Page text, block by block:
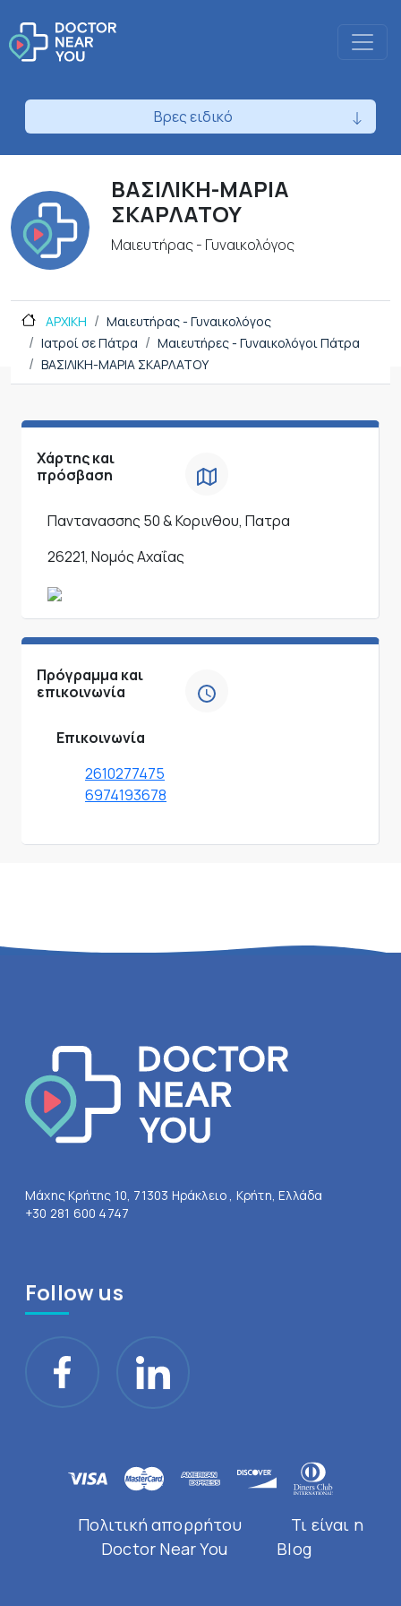
Βρες ειδικό
ΒΑΣΙΛΙΚΗ-ΜΑΡΙΑ
ΣΚΑΡΛΑΤΟΥ
Μαιευτήρας - Γυναικολόγος
ΑΡΧΙΚΗ
Μαιευτήρας - Γυναικολόγος
Ιατροί σε Πάτρα
Μαιευτήρες - Γυναικολόγοι Πάτρα
ΒΑΣΙΛΙΚΗ-ΜΑΡΙΑ ΣΚΑΡΛΑΤΟΥ
Χάρτης και
πρόσβαση
Παντανασσης 50 & Κορινθου, Πατρα
26221, Νομός Αχαΐας
Πρόγραμμα και
επικοινωνία
Επικοινωνία
2610277475
6974193678
Μάχης Κρήτης 10, 71303 Ηράκλειο , Κρήτη, Ελλάδα
+30 281 600 4747
Follow us
Πολιτική απορρήτου
Τι είναι η
Doctor Near You
Blog